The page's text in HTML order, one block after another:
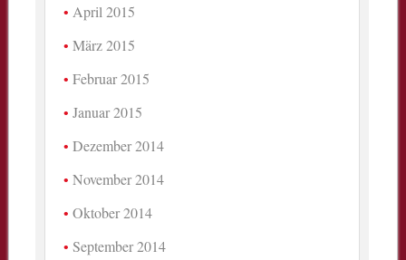
April 2015
März 2015
Februar 2015
Januar 2015
Dezember 2014
November 2014
Oktober 2014
September 2014